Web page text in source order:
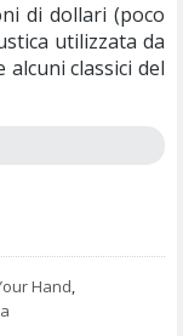
di dollari (poco
utilizzata da
classici del
Hand,